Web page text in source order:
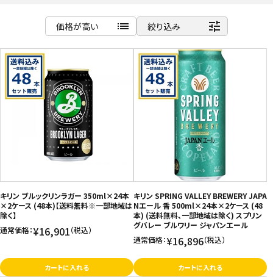
カテゴリから探す
スイーツ
お菓子
飲料
酒類
日用品
価格が高い list
商品名
発売日順
価格が安い
価格が高い
お気に入り登録数
絞り込み tune
キリン ブルックリンラガー 350ml×24本
×2ケース (48本)【送料無料※一部地域は
除く】
通常価格：¥16,901（税込）
カートに入れる
キリン SPRING VALLEY BREWERY JAPA
Nエール 香 500ml×24本×2ケース (48
本) (送料無料、一部地域は除く) スプリン
グバレー ブルワリー ジャパンエール
通常価格：¥16,896（税込）
カートに入れる